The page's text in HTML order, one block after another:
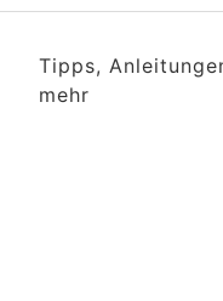
Tipps,
mehr